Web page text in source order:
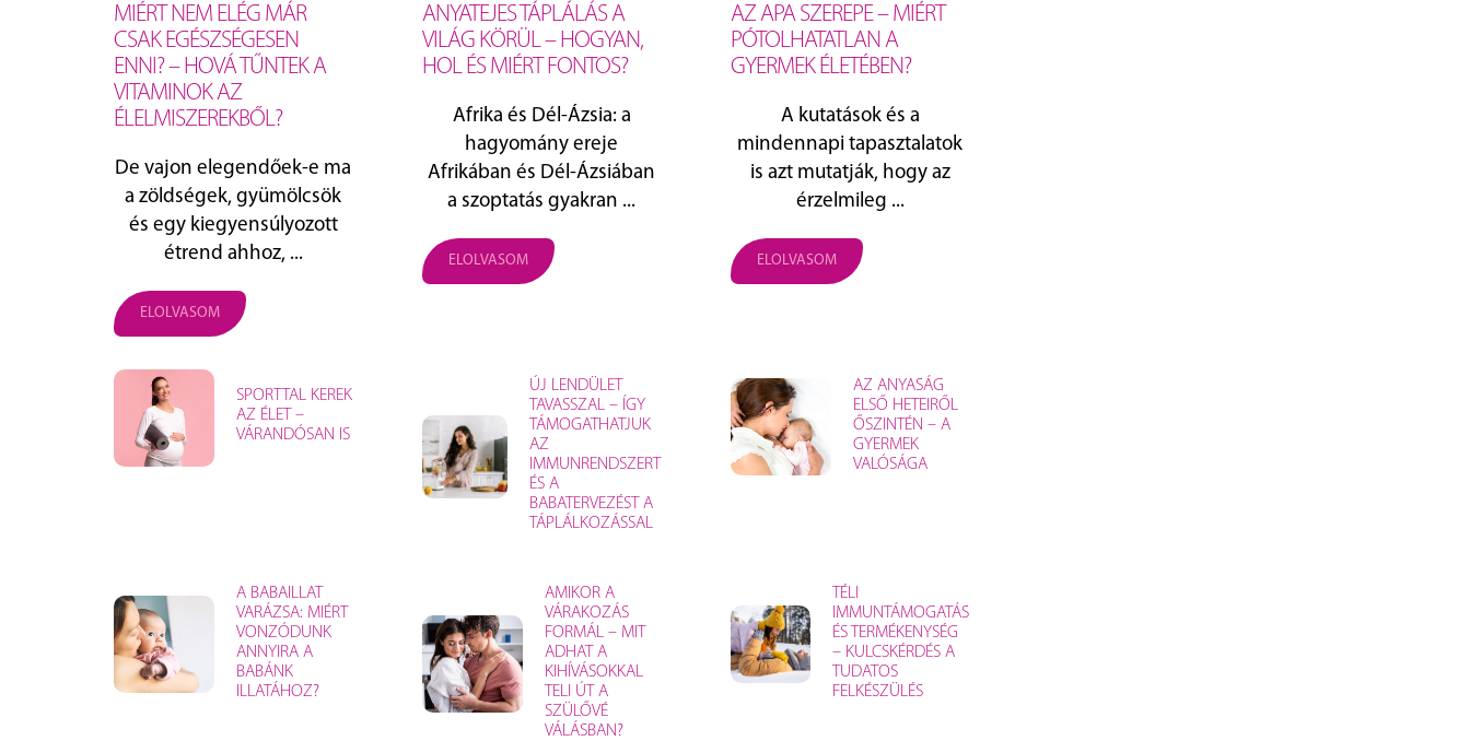
MIÉRT NEM ELÉG MÁR
CSAK EGÉSZSÉGESEN
ENNI? – HOVÁ TŰNTEK A
VITAMINOK AZ
ÉLELMISZEREKBŐL?
De vajon elegendőek-e ma
a zöldségek, gyümölcsök
és egy kiegyensúlyozott
étrend ahhoz, ...
ELOLVASOM
ANYATEJES TÁPLÁLÁS A
VILÁG KÖRÜL – HOGYAN,
HOL ÉS MIÉRT FONTOS?
Afrika és Dél‑Ázsia: a
hagyomány ereje
Afrikában és Dél‑Ázsiában
a szoptatás gyakran ...
ELOLVASOM
AZ APA SZEREPE – MIÉRT
PÓTOLHATATLAN A
GYERMEK ÉLETÉBEN?
A kutatások és a
mindennapi tapasztalatok
is azt mutatják, hogy az
érzelmileg ...
ELOLVASOM
SPORTTAL KEREK
AZ ÉLET –
VÁRANDÓSAN IS
ÚJ LENDÜLET
TAVASSZAL – ÍGY
TÁMOGATHATJUK
AZ
IMMUNRENDSZERT
ÉS A
BABATERVEZÉST A
TÁPLÁLKOZÁSSAL
AZ ANYASÁG
ELSŐ HETEIRŐL
ŐSZINTÉN – A
GYERMEK
VALÓSÁGA
A BABAILLAT
VARÁZSA: MIÉRT
VONZÓDUNK
ANNYIRA A
BABÁNK
ILLATÁHOZ?
AMIKOR A
VÁRAKOZÁS
FORMÁL – MIT
ADHAT A
KIHÍVÁSOKKAL
TELI ÚT A
SZÜLŐVÉ
VÁLÁSBAN?
TÉLI
IMMUNTÁMOGATÁS
ÉS TERMÉKENYSÉG
– KULCSKÉRDÉS A
TUDATOS
FELKÉSZÜLÉS